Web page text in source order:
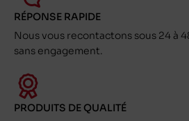
RÉPONSE RAPIDE
Nous vous recontactons sous 24 à
sans engagement.
PRODUITS DE QUALITÉ